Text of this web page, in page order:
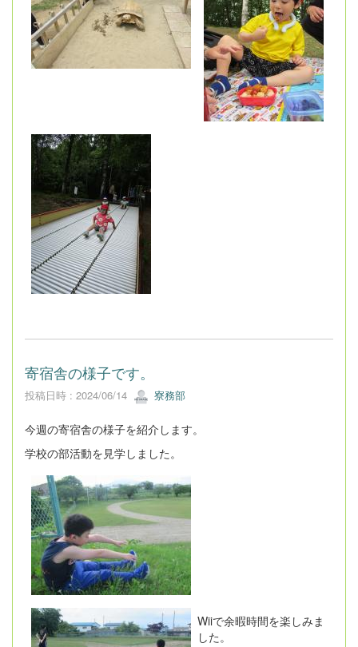
寄宿舎の様子です。
投稿日時 : 2024/06/14 寮務部
今週の寄宿舎の様子を紹介します。
学校の部活動を見学しました。
Wiiで余暇時間を楽しみま
した。